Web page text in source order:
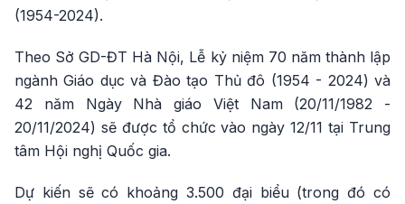
(1954-2024).
Theo Sở GD-ĐT Hà Nội, Lễ kỷ niệm 70 năm thành lập
ngành Giáo dục và Đào tạo Thủ đô (1954 - 2024) và
42 năm Ngày Nhà giáo Việt Nam (20/11/1982 -
20/11/2024) sẽ được tổ chức vào ngày 12/11 tại Trung
tâm Hội nghị Quốc gia.
Dự kiến sẽ có khoảng 3.500 đại biểu (trong đó có